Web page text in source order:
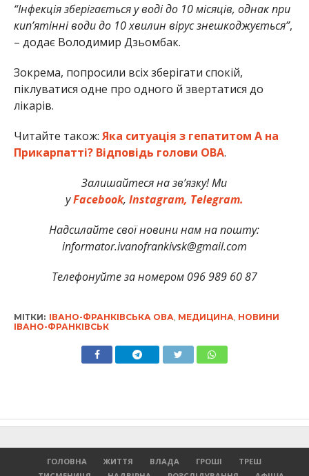
“Інфекція зберігається у воді до 10 місяців, однак при
кип’ятінні води до 10 хвилин вірус знешкоджується”,
– додає Володимир Дзьомбак.
Зокрема, попросили всіх зберігати спокій,
піклуватися одне про одного й звертатися до
лікарів.
Читайте також: Яка ситуація з гепатитом А на
Прикарпатті? Відповідь голови ОВА.
Залишайтеся на зв’язку! Ми
уFacebook, Instagram, Telegram.
Надсилайте свої новини нам на пошту:
informator.ivanofrankivsk@gmail.com
Телефонуйте за номером 096 989 60 87
МІТКИ: ІВАНО-ФРАНКІВСЬКА ОВА МЕДИЦИНА НОВИНИ
ІВАНО-ФРАНКІВСЬК
ГОЛОВНА ЖИТТЯ ВЛАДА ГРОШІ
ТРЕШ